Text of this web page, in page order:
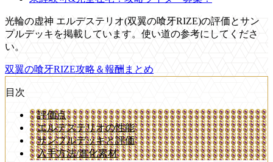
光輪の虚神 エルデステリオ(双翼の喰牙RIZE)の評価とサン
プルデッキを掲載しています。使い道の参考にしてくださ
い。
双翼の喰牙RIZE攻略＆報酬まとめ
目次
評価点
エルデステリオの性能
サンプルデッキと評価
入手方法/進化素材